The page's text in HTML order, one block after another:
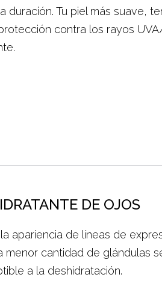
duración. Tu piel más suave,
contra los rayos
DE OJOS
apariencia de líneas de
menor cantidad de glándulas
a la deshidratación.